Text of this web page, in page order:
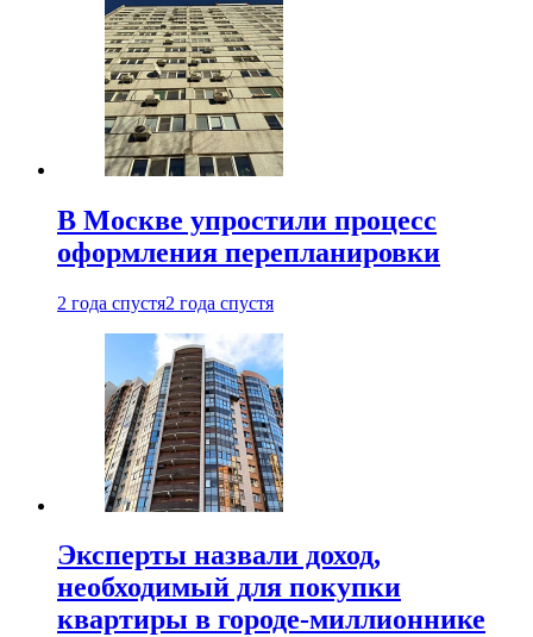
В Москве упростили процесс
оформления перепланировки
2 года спустя2 года спустя
Эксперты назвали доход,
необходимый для покупки
квартиры в городе-миллионнике